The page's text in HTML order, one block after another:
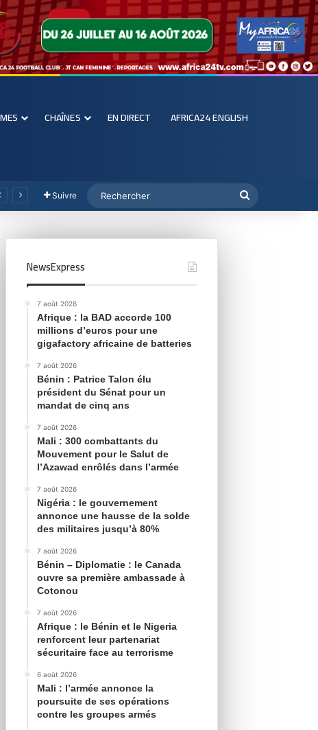
CHAÎNES EN DIRECT AFRICA24 ENGLISH
Suivre
NewsExpress
7 août 2026
Afrique : la BAD accorde 100
millions d’euros pour une
gigafactory africaine de batteries
7 août 2026
Bénin : Patrice Talon élu
président du Sénat pour un
mandat de cinq ans
7 août 2026
Mali : 300 combattants du
Mouvement pour le Salut de
l’Azawad enrôlés dans l’armée
7 août 2026
Nigéria : le gouvernement
annonce une hausse de la solde
des militaires jusqu’à 80%
7 août 2026
Bénin – Diplomatie : le Canada
ouvre sa première ambassade à
Cotonou
7 août 2026
Afrique : le Bénin et le Nigeria
renforcent leur partenariat
sécuritaire face au terrorisme
6 août 2026
Mali : l’armée annonce la
poursuite de ses opérations
contre les groupes armés